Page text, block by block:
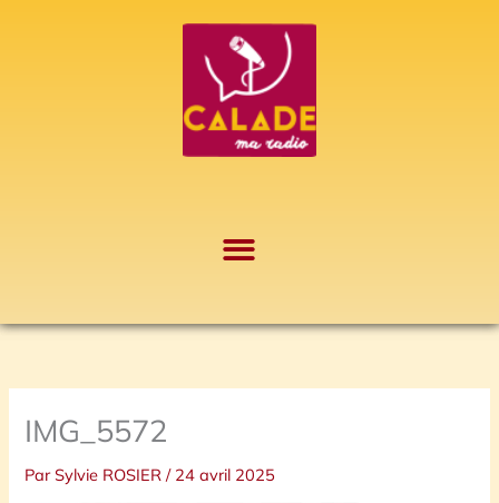
IMG_5572
ParSylvie ROSIER/ 24 avril 2025